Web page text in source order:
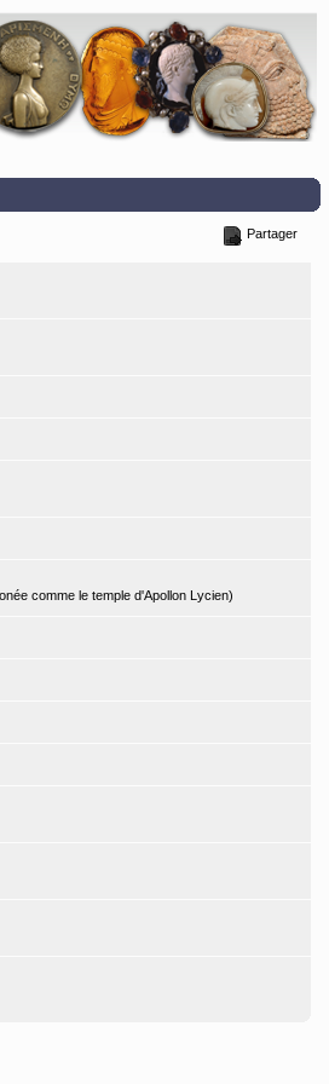
Partager
comme le temple d'Apollon Lycien)